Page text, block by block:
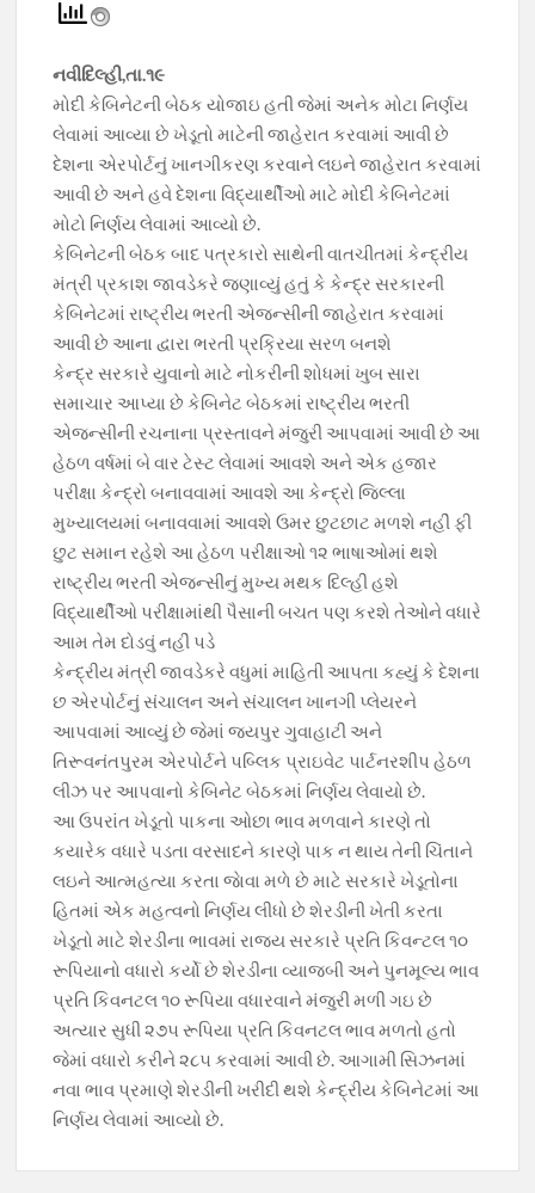
e
b
o
o
k
s
A
p
p
a
m
Li
n
k
નવીદિલ્હી,તા.૧૯
મોદી કેબિનેટની બેઠક યોજાઇ હતી જેમાં અનેક મોટા નિર્ણય
લેવામાં આવ્યા છે ખેડૂતો માટેની જાહેરાત કરવામાં આવી છે
દેશના એરપોર્ટનું ખાનગીકરણ કરવાને લઇને જાહેરાત કરવામાં
આવી છે અને હવે દેશના વિદ્યાર્થીઓ માટે મોદી કેબિનેટમાં
મોટો નિર્ણય લેવામાં આવ્યો છે.
કેબિનેટની બેઠક બાદ પત્રકારો સાથેની વાતચીતમાં કેન્દ્રીય
મંત્રી પ્રકાશ જાવડેકરે જણાવ્યું હતું કે કેન્દ્ર સરકારની
કેબિનેટમાં રાષ્ટ્રીય ભરતી એજન્સીની જાહેરાત કરવામાં
આવી છે આના દ્વારા ભરતી પ્રક્રિયા સરળ બનશે
કેન્દ્ર સરકારે યુવાનો માટે નોકરીની શોધમાં ખુબ સારા
સમાચાર આપ્યા છે કેબિનેટ બેઠકમાં રાષ્ટ્રીય ભરતી
એજન્સીની રચનાના પ્રસ્તાવને મંજુરી આપવામાં આવી છે આ
હેઠળ વર્ષમાં બે વાર ટેસ્ટ લેવામાં આવશે અને એક હજાર
પરીક્ષા કેન્દ્રો બનાવવામાં આવશે આ કેન્દ્રો જિલ્લા
મુખ્યાલયમાં બનાવવામાં આવશે ઉમર છુટછાટ મળશે નહીં ફી
છુટ સમાન રહેશે આ હેઠળ પરીક્ષાઓ ૧૨ ભાષાઓમાં થશે
રાષ્ટ્રીય ભરતી એજન્સીનું મુખ્ય મથક દિલ્હી હશે
વિદ્યાર્થીઓ પરીક્ષામાંથી પૈસાની બચત પણ કરશે તેઓને વધારે
આમ તેમ દોડવું નહીં પડે
કેન્દ્રીય મંત્રી જાવડેકરે વધુમાં માહિતી આપતા કહ્યું કે દેશના
છ એરપોર્ટનું સંચાલન અને સંચાલન ખાનગી પ્લેયરને
આપવામાં આવ્યું છે જેમાં જયપુર ગુવાહાટી અને
તિરૂવનંતપુરમ એરપોર્ટને પબ્લિક પ્રાઇવેટ પાર્ટનરશીપ હેઠળ
લીઝ પર આપવાનો કેબિનેટ બેઠકમાં નિર્ણય લેવાયો છે.
આ ઉપરાંત ખેડૂતો પાકના ઓછા ભાવ મળવાને કારણે તો
કયારેક વધારે પડતા વરસાદને કારણે પાક ન થાય તેની ચિંતાને
લઇને આત્મહત્યા કરતા જાેવા મળે છે માટે સરકારે ખેડૂતોના
હિતમાં એક મહત્વનો નિર્ણય લીધો છે શેરડીની ખેતી કરતા
ખેડૂતો માટે શેરડીના ભાવમાં રાજય સરકારે પ્રતિ કિવન્ટલ ૧૦
રૂપિયાનો વધારો કર્યો છે શેરડીના વ્યાજબી અને પુનમૂલ્ય ભાવ
પ્રતિ કિવનટલ ૧૦ રૂપિયા વધારવાને મંજુરી મળી ગઇ છે
અત્યાર સુધી ૨૭૫ રૂપિયા પ્રતિ કિવનટલ ભાવ મળતો હતો
જેમાં વધારો કરીને ૨૮૫ કરવામાં આવી છે. આગામી સિઝનમાં
નવા ભાવ પ્રમાણે શેરડીની ખરીદી થશે કેન્દ્રીય કેબિનેટમાં આ
નિર્ણય લેવામાં આવ્યો છે.